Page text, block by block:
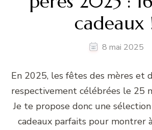
cadeaux
8 mai 2025
En 2025, les fêtes des mères et
respectivement célébrées le 25
Je te propose donc une
cadeaux parfaits pour montrer